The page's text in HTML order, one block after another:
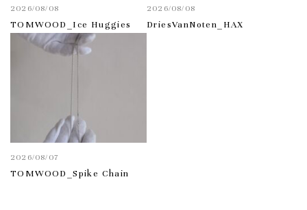
2026/08/08
TOMWOOD_Ice Huggies
2026/08/08
DriesVanNoten_HAX
2026/08/07
TOMWOOD_Spike Chain